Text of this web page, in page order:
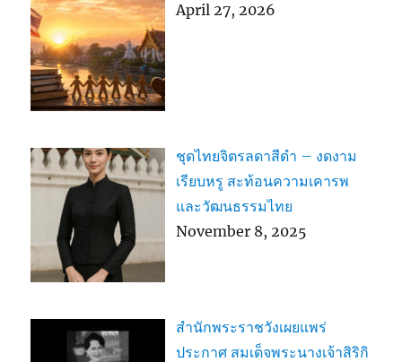
April 27, 2026
ชุดไทยจิตรลดาสีดำ – งดงาม
เรียบหรู สะท้อนความเคารพ
และวัฒนธรรมไทย
November 8, 2025
สำนักพระราชวังเผยแพร่
ประกาศ สมเด็จพระนางเจ้าสิริกิ